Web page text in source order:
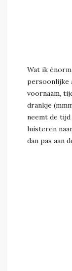
Wat ik
persoonlijke
voornaam,
drankje
neemt de
luisteren
dan pas aan